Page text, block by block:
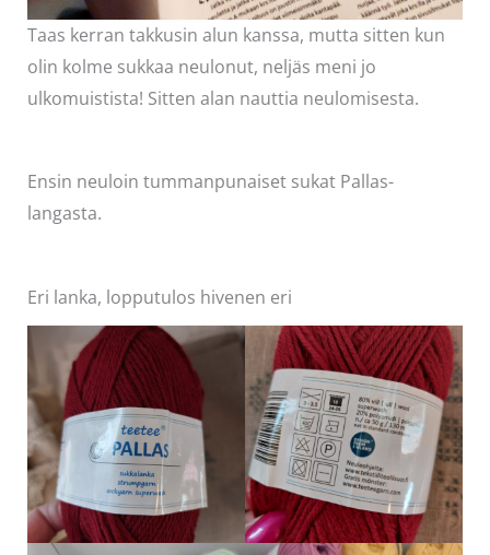
Taas kerran takkusin alun kanssa, mutta sitten kun
olin kolme sukkaa neulonut, neljäs meni jo
ulkomuistista! Sitten alan nauttia neulomisesta.
Ensin neuloin tummanpunaiset sukat Pallas-
langasta.
Eri lanka, lopputulos hivenen eri